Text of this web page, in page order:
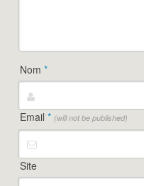
Nom*
Email* (will not be published)
Site